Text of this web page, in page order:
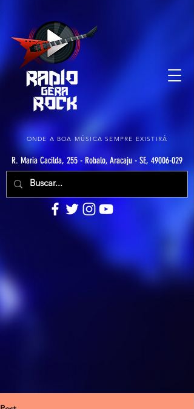
ONDE A BOA MÚSICA SEMPRE EXISTIRÁ
R. Maria Cacilda, 255 - Robalo, Aracaju - SE, 49006-029